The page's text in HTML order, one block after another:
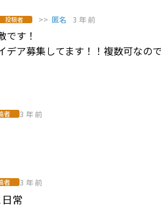
投稿者 >> 匿名 3 年 前
です！
デア募集してます！！複数可なの
者 3 年 前
者 3 年 前
常